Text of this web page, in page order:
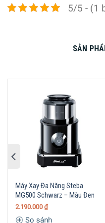
Máy Xay Hạt Cà Phê
với gam màu đen tinh tế.
cao, dễ lau chùi vệ sinh
khiển thiết kế dạng núm
5/5 - (1
SẢN
Máy Xay Đa Năng Steba
MG500 Schwarz – Màu Đen
2.190.000 ₫
So sánh